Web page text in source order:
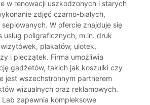
w renowacji uszkodzonych i starych
zdjęć czarno-białych,
W ofercie znajduje się
poligraficznych, m.in. druk
plakatów, ulotek,
i pieczątek. Firma umożliwia
gadżetów, takich jak koszulki czy
jest wszechstronnym partnerem
wizualnych oraz reklamowych.
Lab zapewnia kompleksowe